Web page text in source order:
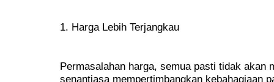
1. Harga Lebih Terjangkau
Permasalahan harga, semua pasti tidak akan
senantiasa mempertimbangkan kebahagiaan